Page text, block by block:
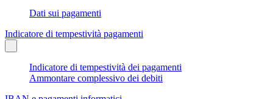
Dati sui pagamenti
Indicatore di tempestività pagamenti
Indicatore di tempestività dei pagamenti
Ammontare complessivo dei debiti